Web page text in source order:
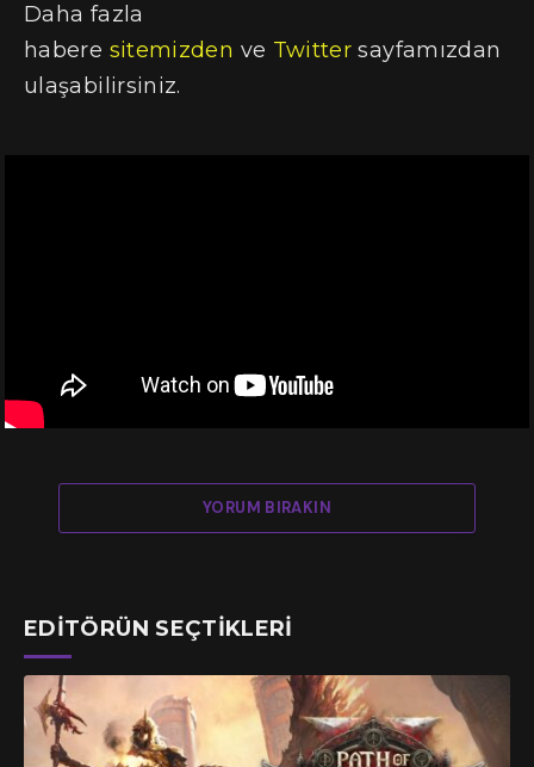
Daha fazla
habere sitemizden ve Twitter sayfamızdan
ulaşabilirsiniz.
YORUM BIRAKIN
EDITÖRÜN SEÇTIKLERI